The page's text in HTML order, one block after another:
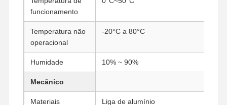
Mini PC POE
NAS Mini PC
Core Mini PC
Mini PC para Escritório
funcionamento
Temperatura não
operacional
-20°C a 80°C
Humidade 10% ~ 90%
Mecânico
Materiais Liga de alumínio